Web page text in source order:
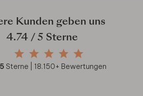
Kunden geben uns
4.74/ 5 Sterne
Sterne | 18.150+ Bewertungen